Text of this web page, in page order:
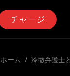
チャージ
ホーム / 冷徹弁護士